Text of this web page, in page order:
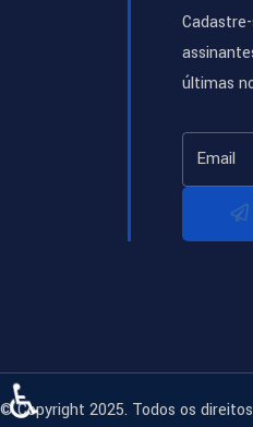
últimas
© Copyright 2025. Todos os